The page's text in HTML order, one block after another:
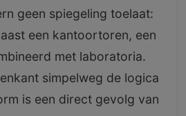
geen spiegeling toelaat:
een kantoortoren, een
met laboratoria.
simpelweg de logica
is een direct gevolg van